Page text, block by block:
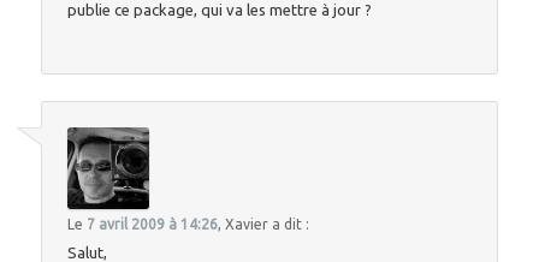
publie ce package, qui va les mettre à jour ?
Le 7 avril 2009 à 14:26,Xavier a dit :
Salut,